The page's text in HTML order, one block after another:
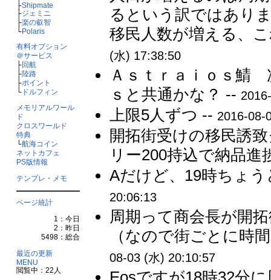
├Shipmate
├ジェミニ
├楽の叡智
└Polaris
有料オプション
＠サービス
├回航
├陸路
├ポイント
└ドルフィン
メモリアルワール
ド
クロスワールド
特典
└航海コイン
ネットカフェ
PS版情報
テンプレ・メモ
ページ統計
1：今日
2：昨日
5498：総合
最近の更新
MENU
閲覧中：22人
るという訳ではあり
移民人数が増える、
(水) 17:38:50
Ａｓｔｒａｉｏｓ鯖
ｓと共通かな？ --
上限5人ずつ -- 2016-08-
開拓街受けの移民誘
リー200持込で納品
Aだけど、19時ちょ
20:06:13
周期って商会長が開
（なので街ごとに時
08-03 (水) 20:10:57